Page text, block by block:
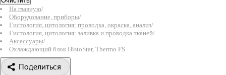
На главную/
Оборудование, приборы/
Гистология, цитология: проводка, окраска, анализ/
Гистология, цитология: заливка и проводка тканей/
Аксессуары/
Охлаждающий блок HistoStar, Thermo FS
Поделиться